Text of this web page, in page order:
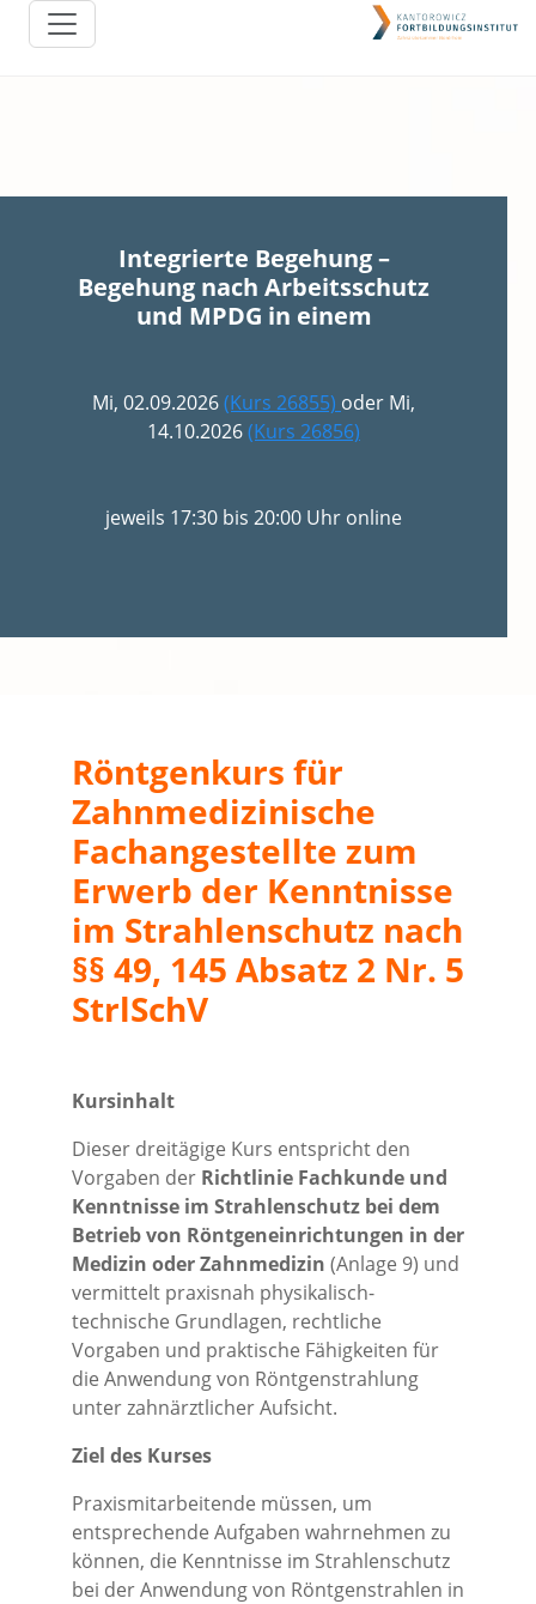
Integrierte Begehung –
Begehung nach Arbeitsschutz
und MPDG in einem
Mi, 02.09.2026(Kurs 26855) oder Mi,
14.10.2026(Kurs 26856)
jeweils 17:30 bis 20:00 Uhr online
Röntgenkurs für
Zahnmedizinische
Fachangestellte zum
Erwerb der Kenntnisse
im Strahlenschutz nach
§§ 49, 145 Absatz 2 Nr. 5
StrlSchV
Kursinhalt
Dieser dreitägige Kurs entspricht den
Vorgaben der Richtlinie Fachkunde und
Kenntnisse im Strahlenschutz bei dem
Betrieb von Röntgeneinrichtungen in der
Medizin oder Zahnmedizin (Anlage 9) und
vermittelt praxisnah physikalisch-
technische Grundlagen, rechtliche
Vorgaben und praktische Fähigkeiten für
die Anwendung von Röntgenstrahlung
unter zahnärztlicher Aufsicht.
Ziel des Kurses
Praxismitarbeitende müssen, um
entsprechende Aufgaben wahrnehmen zu
können, die Kenntnisse im Strahlenschutz
bei der Anwendung von Röntgenstrahlen in